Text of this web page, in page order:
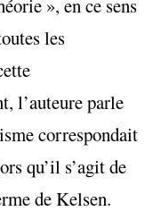
», en ce sens
les
l’auteure parle
correspondait
qu’il s’agit de
de Kelsen.